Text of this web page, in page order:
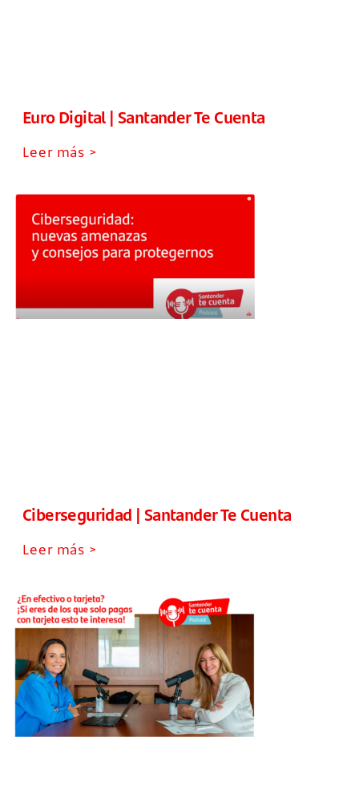
Euro Digital | Santander Te Cuenta
Leer más >
Ciberseguridad | Santander Te Cuenta
Leer más >